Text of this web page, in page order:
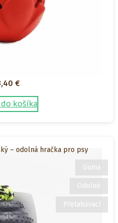
€
košíka
Guma
Odolné
Přetahovací
– odolná hračka pro psy